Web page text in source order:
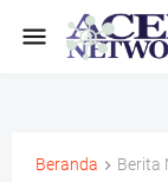
Beranda Berita